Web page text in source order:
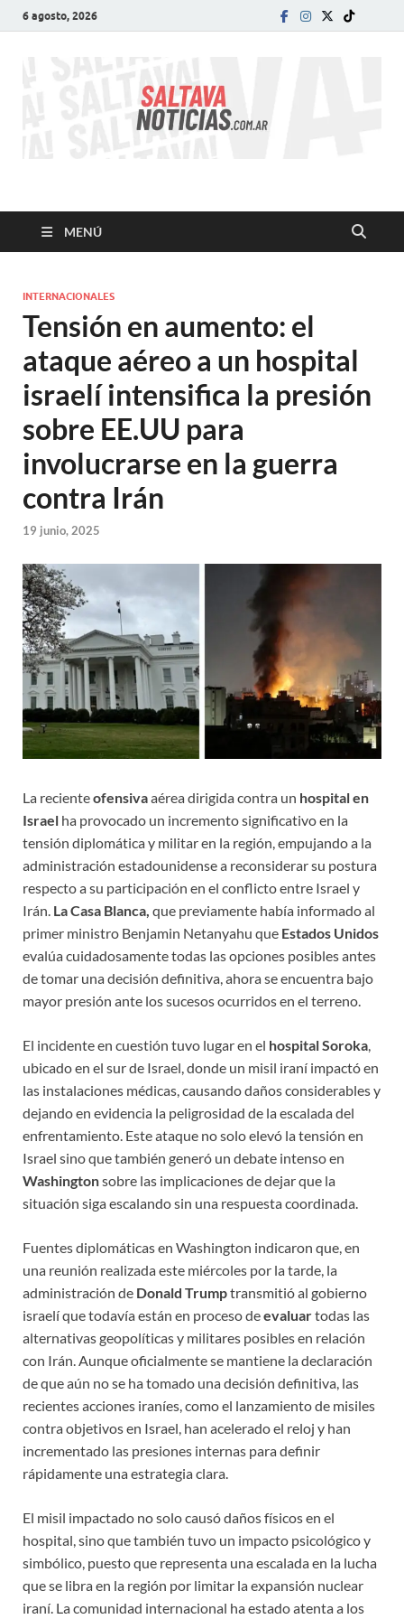
6 agosto, 2026
SALTA VA!
MENÚ
INTERNACIONALES
Tensión en aumento: el
ataque aéreo a un hospital
israelí intensifica la presión
sobre EE.UU para
involucrarse en la guerra
contra Irán
19 junio, 2025
La recienteofensivaaérea dirigida contra un hospital en
Israel ha provocado un incremento significativo en la
tensión diplomática y militar en la región, empujando a la
administración estadounidense a reconsiderar su postura
respecto a su participación en el conflicto entre Israel y
Irán. La Casa Blanca, que previamente había informado al
primer ministro Benjamin Netanyahu que Estados Unidos
evalúa cuidadosamente todas las opciones posibles antes
de tomar una decisión definitiva, ahora se encuentra bajo
mayor presión ante los sucesos ocurridos en el terreno.
El incidente en cuestión tuvo lugar en el hospital Soroka,
ubicado en el sur de Israel, donde un misil iraní impactó en
las instalaciones médicas, causando daños considerables y
dejando en evidencia la peligrosidad de la escalada del
enfrentamiento. Este ataque no solo elevó la tensión en
Israel sino que también generó un debate intenso en
Washingtonsobre las implicaciones de dejar que la
situación siga escalando sin una respuesta coordinada.
Fuentes diplomáticas en Washington indicaron que, en
una reunión realizada este miércoles por la tarde, la
administración de Donald Trumptransmitió al gobierno
israelí que todavía están en proceso deevaluartodas las
alternativas geopolíticas y militares posibles en relación
con Irán. Aunque oficialmente se mantiene la declaración
de que aún no se ha tomado una decisión definitiva, las
recientes acciones iraníes, como el lanzamiento de misiles
contra objetivos en Israel, han acelerado el reloj y han
incrementado las presiones internas para definir
rápidamente una estrategia clara.
El misil impactado no solo causó daños físicos en el
hospital, sino que también tuvo un impacto psicológico y
simbólico, puesto que representa una escalada en la lucha
que se libra en la región por limitar la expansión nuclear
iraní. La comunidad internacional ha estado atenta a los